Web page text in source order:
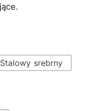
Stalowy srebrny